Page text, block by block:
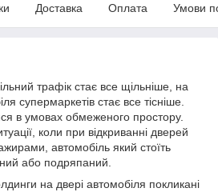
Доставка Оплата Умови
трафік стає все щільніше, на
супермаркетів стає все тісніше.
в умовах обмеженого простору.
коли при відкриванні дверей
автомобіль який стоїть
або подряпаний.
на двері автомобіля покликані